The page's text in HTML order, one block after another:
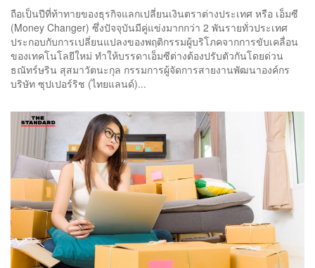
ถือเป็นปีที่ท้าทายของธุรกิจแลกเปลี่ยนเงินตราต่างประเทศ หรือ เอ็มซี
(Money Changer) ซึ่งปัจจุบันมีคู่แข่งมากกว่า 2 พันรายทั่วประเทศ
ประกอบกับการเปลี่ยนแปลงของพฤติกรรมผู้บริโภคจากการขับเคลื่อน
ของเทคโนโลยีใหม่ ทำให้บรรดาเอ็มซีต่างต้องปรับตัวกันโดยด่วน
ธณัทร์ษริน สุสมาวัตนะกุล กรรมการผู้จัดการสายงานพัฒนาองค์กร
บริษัท ซุปเปอร์ริช (ไทยแลนด์)...